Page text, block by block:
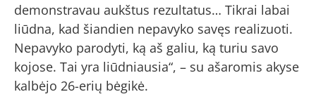
demonstravau aukštus rezultatus… Tikrai labai
liūdna, kad šiandien nepavyko savęs realizuoti.
Nepavyko parodyti, ką aš galiu, ką turiu savo
kojose. Tai yra liūdniausia“, – su ašaromis akyse
kalbėjo 26-erių bėgikė.